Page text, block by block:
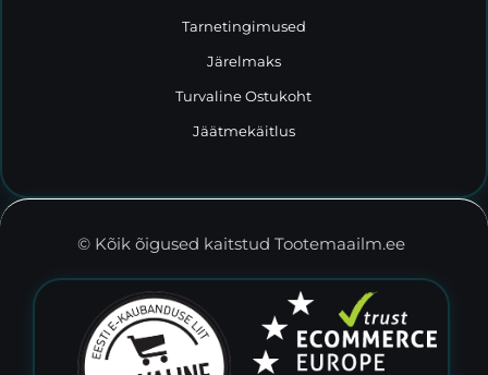
Tarnetingimused
Järelmaks
Turvaline Ostukoht
Jäätmekäitlus
© Kõik õigused kaitstud Tootemaailm.ee